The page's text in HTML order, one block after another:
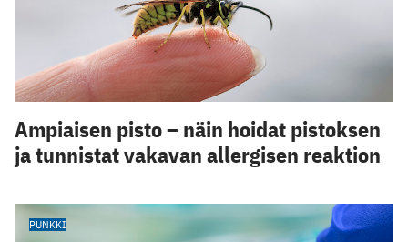
Ampiaisen pisto – näin hoidat pistoksen
ja tunnistat vakavan allergisen reaktion
PUNKKI